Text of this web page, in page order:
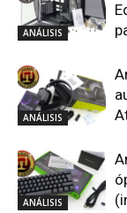
ANÁLISIS
ANÁLISIS
ANÁLISIS